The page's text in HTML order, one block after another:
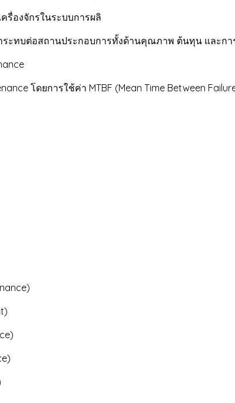
รื่องจักรในระบบการผลิ
ะทบต่อสถานประกอบการทั้งด้านคุณภาพ ต้นทุน และกา
โดยการใช้ค่า MTBF (Mean Time Between